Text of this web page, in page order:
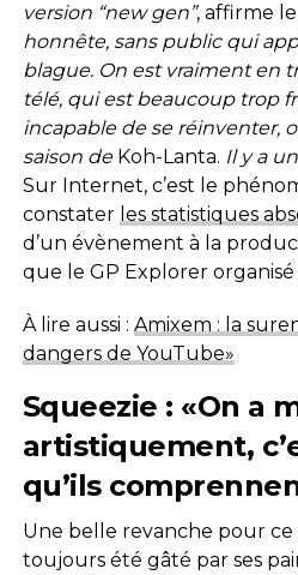
version “new gen”, affirme
honnête, sans public qui
blague. On est vraiment en
télé, qui est beaucoup trop
incapable de se réinventer,
saison de Koh-Lanta. Il y a
Sur Internet, c’est le
constater les statistiques
d’un évènement à la
que le GP Explorer organisé
À lire aussi : Amixem : la
dangers de YouTube»
Squeezie : «On a
artistiquement,
qu’ils
Une belle revanche pour ce
toujours été gâté par ses